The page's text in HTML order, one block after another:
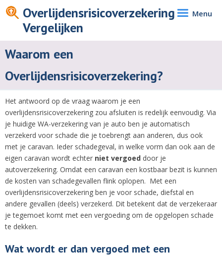
Overlijdensrisicoverzekering
Vergelijken
Menu
Waarom een
Overlijdensrisicoverzekering?
Het antwoord op de vraag waarom je een
overlijdensrisicoverzekering zou afsluiten is redelijk eenvoudig. Via
je huidige WA-verzekering van je auto ben je automatisch
verzekerd voor schade die je toebrengt aan anderen, dus ook
met je caravan. Ieder schadegeval, in welke vorm dan ook aan de
eigen caravan wordt echter niet vergoed door je
autoverzekering. Omdat een caravan een kostbaar bezit is kunnen
de kosten van schadegevallen flink oplopen. Met een
overlijdensrisicoverzekering ben je voor schade, diefstal en
andere gevallen (deels) verzekerd. Dit betekent dat de verzekeraar
je tegemoet komt met een vergoeding om de opgelopen schade
te dekken.
Wat wordt er dan vergoed met een